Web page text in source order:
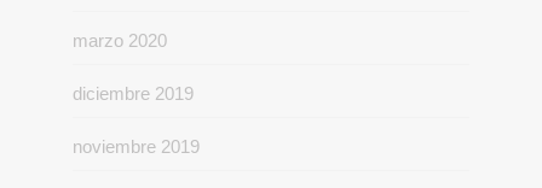
marzo 2020
diciembre 2019
noviembre 2019